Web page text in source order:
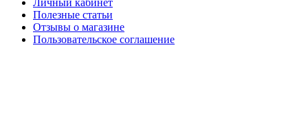
Личный кабинет
Полезные статьи
Отзывы о магазине
Пользовательское соглашение